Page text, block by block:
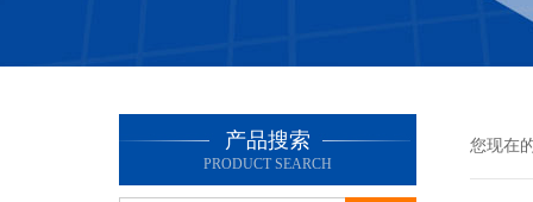
产品搜索
PRODUCT SEARCH
您现在